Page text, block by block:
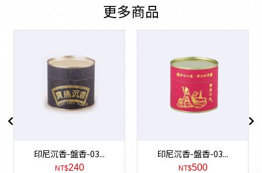
更多商品
印尼沉香-盤香-03...
NT$240
印尼沉香-盤香-03...
NT$500